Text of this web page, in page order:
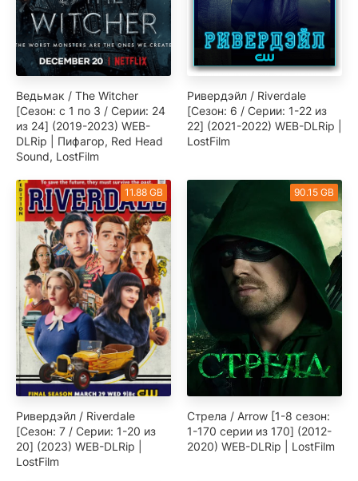
Ведьмак / The Witcher
[Сезон: с 1 по 3 / Серии: 24
из 24] (2019-2023) WEB-
DLRip | Пифагор, Red Head
Sound, LostFilm
Ривердэйл / Riverdale
[Сезон: 6 / Серии: 1-22 из
22] (2021-2022) WEB-DLRip |
LostFilm
11.88 GB
Ривердэйл / Riverdale
[Сезон: 7 / Серии: 1-20 из
20] (2023) WEB-DLRip |
LostFilm
90.15 GB
Стрела / Arrow [1-8 сезон:
1-170 серии из 170] (2012-
2020) WEB-DLRip | LostFilm